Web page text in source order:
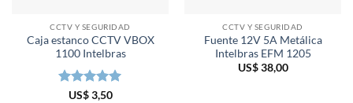
CCTV Y SEGURIDAD
Caja estanco CCTV VBOX
1100 Intelbras
Valorado en
US$3,50
CCTV Y SEGURIDAD
Fuente 12V 5A Metálica
Intelbras EFM 1205
US$38,00